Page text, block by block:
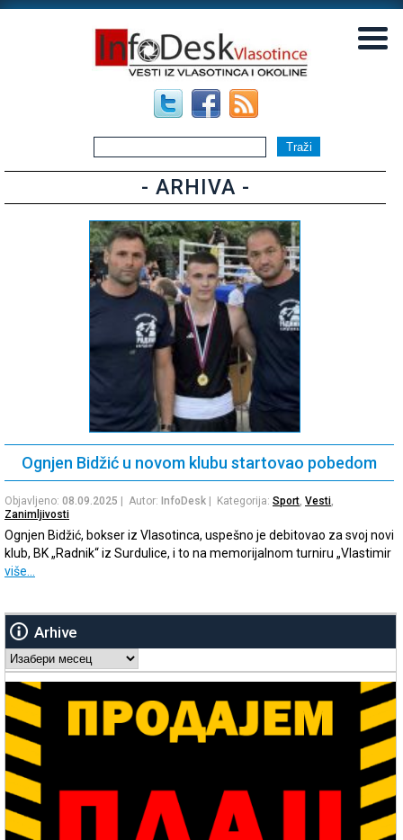
- ARHIVA -
Ognjen Bidžić u novom klubu startovao pobedom
Objavljeno: 08.09.2025 | Autor: InfoDesk | Kategorija: Sport, Vesti,
Zanimljivosti
Ognjen Bidžić, bokser iz Vlasotinca, uspešno je debitovao za svoj novi
klub, BK „Radnik“ iz Surdulice, i to na memorijalnom turniru „Vlastimir
više…
Arhive
Arhive